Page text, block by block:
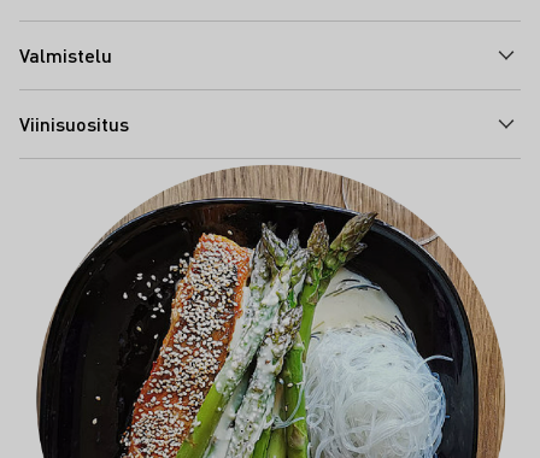
Valmistelu
Viinisuositus